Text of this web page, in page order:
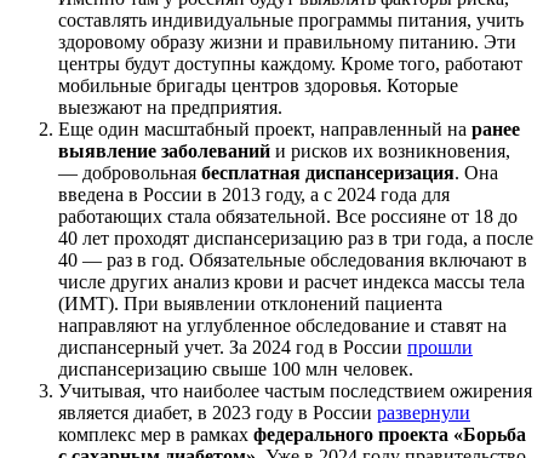
составлять индивидуальные программы питания, учить
здоровому образу жизни и правильному питанию. Эти
центры будут доступны каждому. Кроме того, работают
мобильные бригады центров здоровья. Которые
выезжают на предприятия.
Еще один масштабный проект, направленный на ранее
выявление заболеваний и рисков их возникновения,
— добровольная бесплатная диспансеризация. Она
введена в России в 2013 году, а с 2024 года для
работающих стала обязательной. Все россияне от 18 до
40 лет проходят диспансеризацию раз в три года, а после
40 — раз в год. Обязательные обследования включают в
числе других анализ крови и расчет индекса массы тела
(ИМТ). При выявлении отклонений пациента
направляют на углубленное обследование и ставят на
диспансерный учет. За 2024 год в России прошли
диспансеризацию свыше 100 млн человек.
Учитывая, что наиболее частым последствием ожирения
является диабет, в 2023 году в России развернули
комплекс мер в рамках федерального проекта «Борьба